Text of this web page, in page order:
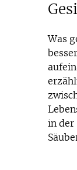
Was
in der